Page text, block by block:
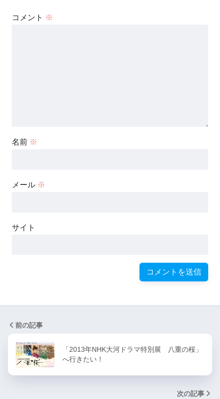
コメント ※
名前 ※
メール ※
サイト
前の記事
「2013年NHK大河ドラマ特別展 八重の桜」
へ行きたい！
次の記事